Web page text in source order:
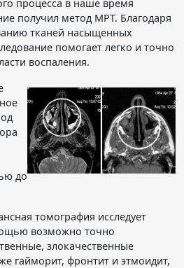
процесса в наше время
получил метод МРТ. Благодаря
тканей насыщенных
помогает легко и точно
воспаления.
до
томография исследует
возможно точно
злокачественные
гайморит, фронтит и этмоидит,